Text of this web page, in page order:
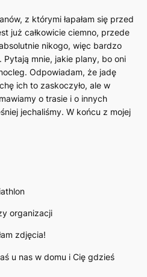
z którymi łapałam się przed
już całkowicie ciemno, przede
nikogo, więc bardzo
mnie, jakie plany, bo oni
Odpowiadam, że jadę
ich to zaskoczyło, ale w
o trasie i o innych
jechaliśmy. W końcu z mojej
organizacji
zdjęcia!
u nas w domu i Cię gdzieś